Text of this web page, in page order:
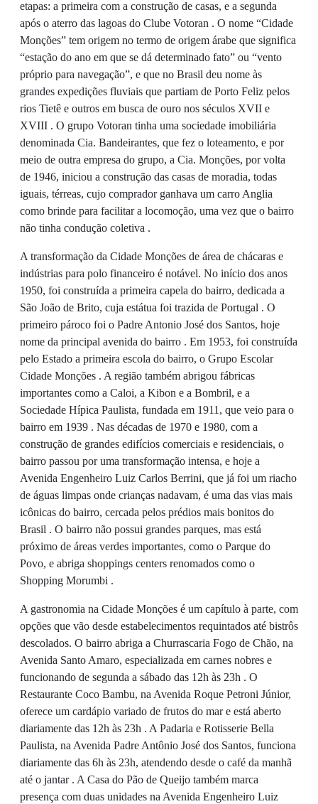
etapas: a primeira com a construção de casas, e a segunda
após o aterro das lagoas do Clube Votoran . O nome “Cidade
Monções” tem origem no termo de origem árabe que significa
“estação do ano em que se dá determinado fato” ou “vento
próprio para navegação”, e que no Brasil deu nome às
grandes expedições fluviais que partiam de Porto Feliz pelos
rios Tietê e outros em busca de ouro nos séculos XVII e
XVIII . O grupo Votoran tinha uma sociedade imobiliária
denominada Cia. Bandeirantes, que fez o loteamento, e por
meio de outra empresa do grupo, a Cia. Monções, por volta
de 1946, iniciou a construção das casas de moradia, todas
iguais, térreas, cujo comprador ganhava um carro Anglia
como brinde para facilitar a locomoção, uma vez que o bairro
não tinha condução coletiva .
A transformação da Cidade Monções de área de chácaras e
indústrias para polo financeiro é notável. No início dos anos
1950, foi construída a primeira capela do bairro, dedicada a
São João de Brito, cuja estátua foi trazida de Portugal . O
primeiro pároco foi o Padre Antonio José dos Santos, hoje
nome da principal avenida do bairro . Em 1953, foi construída
pelo Estado a primeira escola do bairro, o Grupo Escolar
Cidade Monções . A região também abrigou fábricas
importantes como a Caloi, a Kibon e a Bombril, e a
Sociedade Hípica Paulista, fundada em 1911, que veio para o
bairro em 1939 . Nas décadas de 1970 e 1980, com a
construção de grandes edifícios comerciais e residenciais, o
bairro passou por uma transformação intensa, e hoje a
Avenida Engenheiro Luiz Carlos Berrini, que já foi um riacho
de águas limpas onde crianças nadavam, é uma das vias mais
icônicas do bairro, cercada pelos prédios mais bonitos do
Brasil . O bairro não possui grandes parques, mas está
próximo de áreas verdes importantes, como o Parque do
Povo, e abriga shoppings centers renomados como o
Shopping Morumbi .
A gastronomia na Cidade Monções é um capítulo à parte, com
opções que vão desde estabelecimentos requintados até bistrôs
descolados. O bairro abriga a Churrascaria Fogo de Chão, na
Avenida Santo Amaro, especializada em carnes nobres e
funcionando de segunda a sábado das 12h às 23h . O
Restaurante Coco Bambu, na Avenida Roque Petroni Júnior,
oferece um cardápio variado de frutos do mar e está aberto
diariamente das 12h às 23h . A Padaria e Rotisserie Bella
Paulista, na Avenida Padre Antônio José dos Santos, funciona
diariamente das 6h às 23h, atendendo desde o café da manhã
até o jantar . A Casa do Pão de Queijo também marca
presença com duas unidades na Avenida Engenheiro Luiz